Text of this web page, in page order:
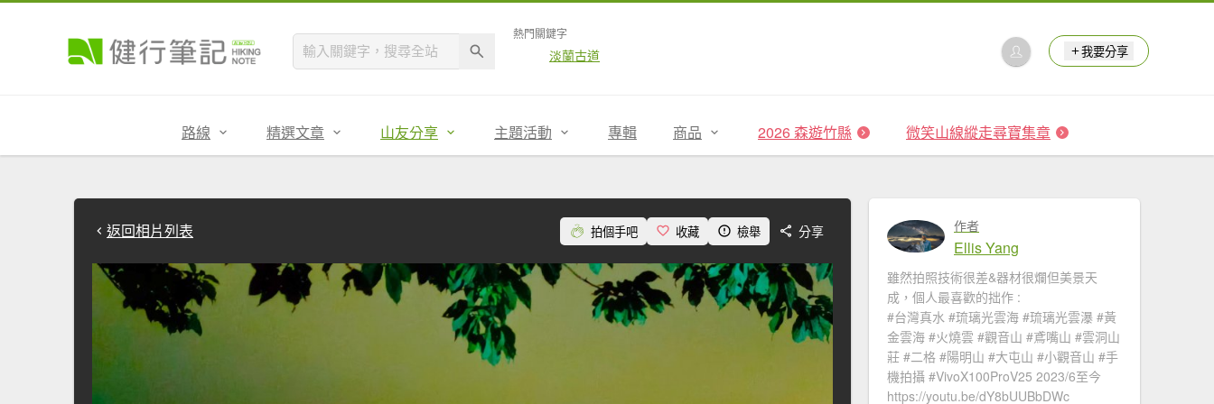
熱門關鍵字
淡蘭古道 我要分享
路線 精選文章 山友分享 主題活動 專輯 商品 2026 森遊竹縣 微笑山線縱走尋寶集章
返回相片列表 拍個手吧 收藏 檢舉 分享 作者
Ellis Yang
雖然拍照技術很差&器材很爛但美景天
成，個人最喜歡的拙作 :
#台灣真水 #琉璃光雲海​ #琉璃光雲瀑​​ #黃
金雲海 #火燒雲​ #觀音山​ #鳶嘴山 #雲洞山
莊 #二格​ #陽明山​ #大屯山 #小觀音山 #手
機拍攝 #VivoX100ProV25 2023/6至今
https://youtu.be/dY8bUUBbDWc